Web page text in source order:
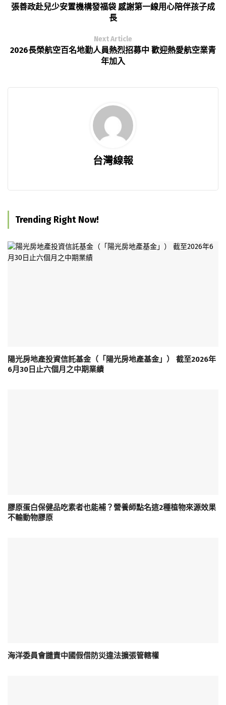
張善政赴兒少安置機構發福袋 感謝第一線用心陪伴孩子成
長
Next Article
2026長榮航空百名地勤人員熱烈招募中 歡迎熱愛航空業青
年加入
台灣線報
Trending Right Now!
陽光房地產投資信託基金（「陽光房地產基金」） 截至2026年
6月30日止六個月之中期業績
膠原蛋白保健品吃素者也能補？營養師點名這2種植物來源效果
不輸動物膠原
海洋委員會譴責中國假借防災違法擴張管轄權